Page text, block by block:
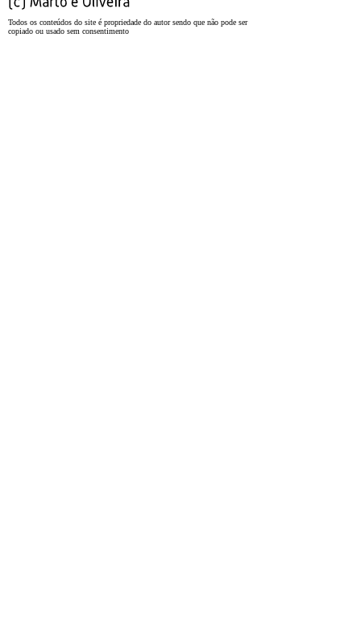
Todos os conteúdos do site é propriedade do autor sendo que não pode ser
copiado ou usado sem consentimento